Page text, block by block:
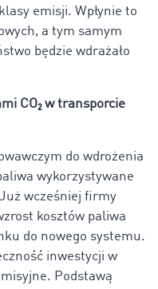
emisji. Wpłynie to
a tym samym
będzie wdrażało
CO₂ w transporcie
do wdrożenia
wykorzystywane
wcześniej firmy
kosztów paliwa
do nowego systemu.
inwestycji w
Podstawą